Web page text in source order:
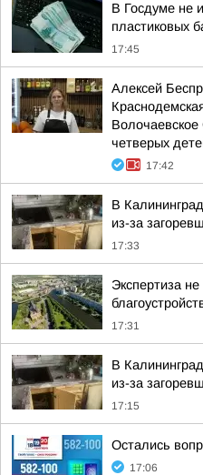
В Госдуме не
пластиковых
17:45
Алексей
четверых
17:42
В
из-за
17:33
Экспертиза
17:31
В
из-за
17:15
Остались
17:06